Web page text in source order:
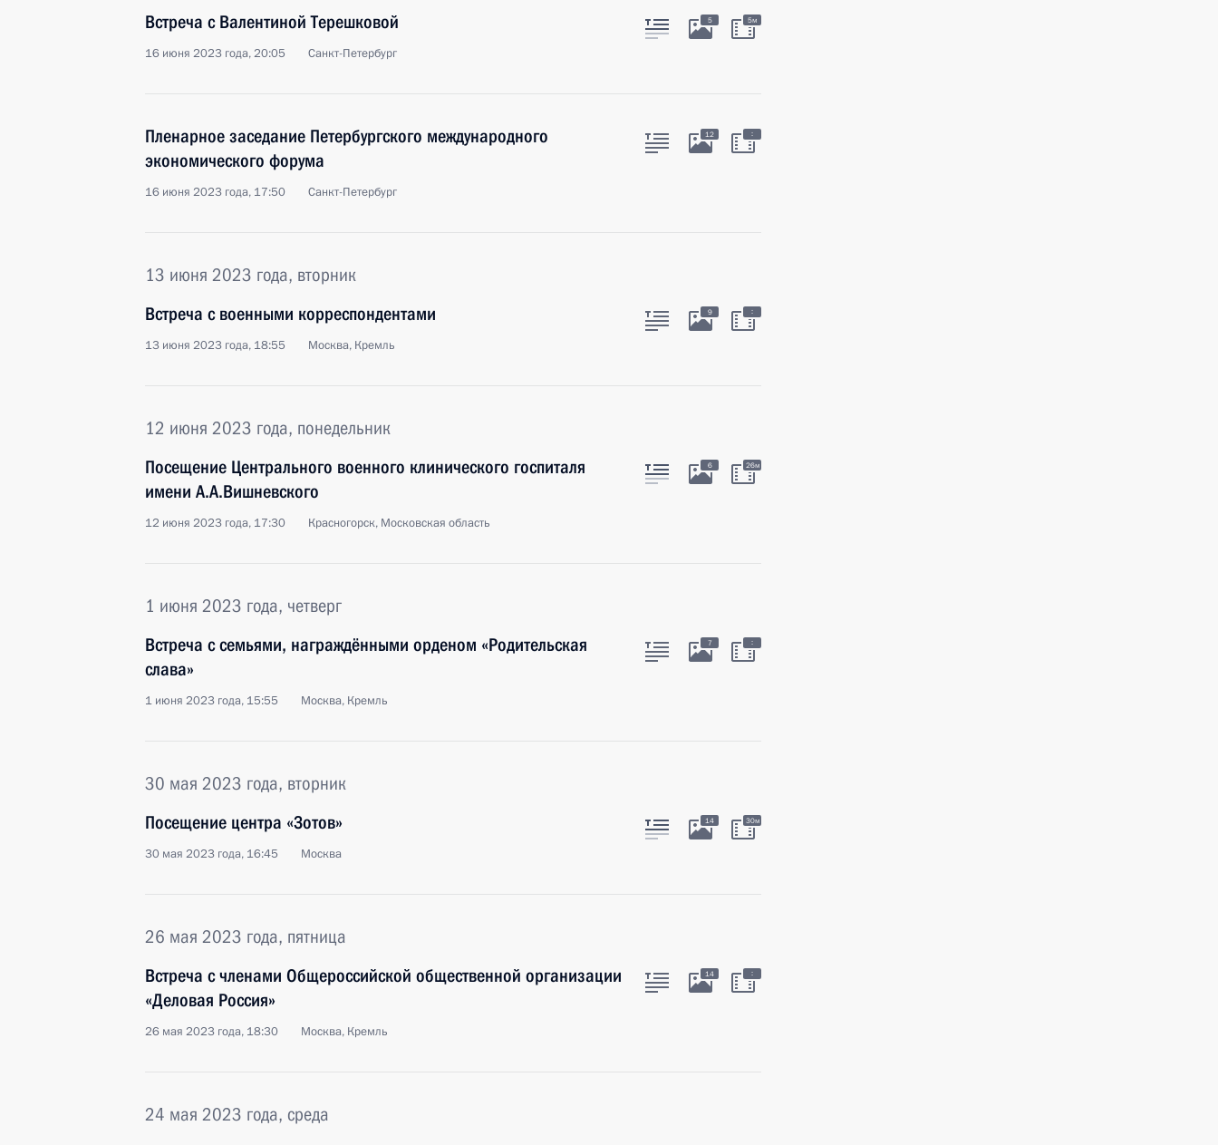
Встреча с Валентиной Терешковой
16 июня 2023 года, 20:05 Санкт-Петербург
5 5м
Пленарное заседание Петербургского международного
экономического форума
16 июня 2023 года, 17:50 Санкт-Петербург
12 :
13 июня 2023 года, вторник
Встреча с военными корреспондентами
13 июня 2023 года, 18:55 Москва, Кремль
9 :
12 июня 2023 года, понедельник
Посещение Центрального военного клинического госпиталя
имени А.А.Вишневского
12 июня 2023 года, 17:30 Красногорск, Московская область
6 26м
1 июня 2023 года, четверг
Встреча с семьями, награждёнными орденом «Родительская
слава»
1 июня 2023 года, 15:55 Москва, Кремль
7 :
30 мая 2023 года, вторник
Посещение центра «Зотов»
30 мая 2023 года, 16:45 Москва
14 30м
26 мая 2023 года, пятница
Встреча с членами Общероссийской общественной организации
«Деловая Россия»
26 мая 2023 года, 18:30 Москва, Кремль
14 :
24 мая 2023 года, среда